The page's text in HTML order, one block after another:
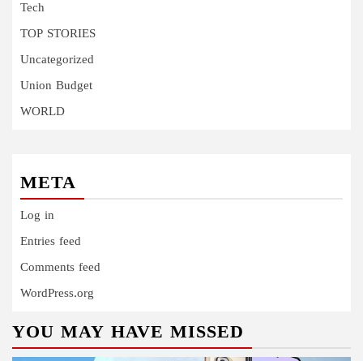
Tech
TOP STORIES
Uncategorized
Union Budget
WORLD
META
Log in
Entries feed
Comments feed
WordPress.org
YOU MAY HAVE MISSED